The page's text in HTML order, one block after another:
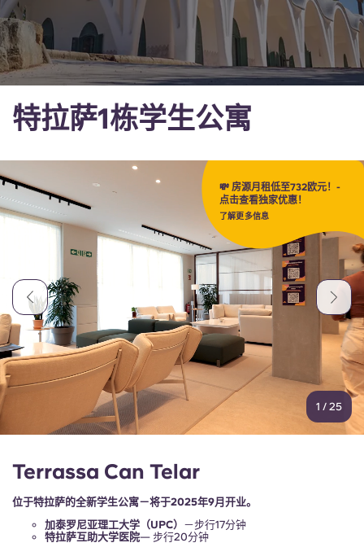
Español
Català
French
Portuguese
登录
特拉萨1栋学生公寓
💸 房源月租低至732欧元！-
点击查看独家优惠！
了解更多信息
1 / 25
Terrassa Can Telar
位于特拉萨的全新学生公寓－将于2025年9月开业。
加泰罗尼亚理工大学（UPC） －步行17分钟
特拉萨互助大学医院— 步行20分钟